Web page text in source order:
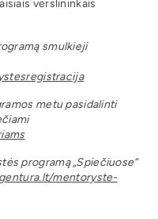
verslininkais
smulkieji
metu pasidalinti
programą „Spiečiuose“
mentoryste-